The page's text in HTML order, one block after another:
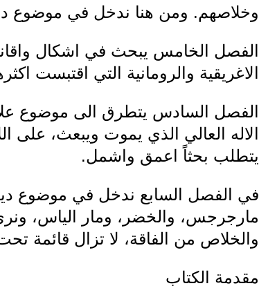
وخلاصهم. ومن هنا ندخل في موضوع
الفصل الخامس يبحث في اشكال
الاغريقية والرومانية التي اقتبست
الفصل السادس يتطرق الى موضوع
الاله العالي الذي يموت ويبعث،
يتطلب بحثاً اعمق واشمل.
في الفصل السابع ندخل في موضوع
مارجرجس، والخضر، ومار الياس،
والخلاص من الفاقة، لا تزال قائمة
مقدمة الكتاب